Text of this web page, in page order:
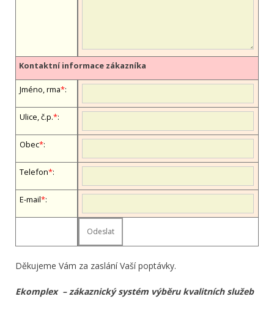
Kontaktní informace zákazníka
Jméno, firma*:
Ulice, č.p.*:
Obec*:
Telefon*:
E-mail*:
Děkujeme Vám za zaslání Vaší poptávky.
Ekomplex – zákaznický systém výběru kvalitních služeb